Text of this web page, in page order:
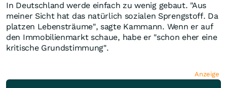
In Deutschland werde einfach zu wenig gebaut. "Aus
meiner Sicht hat das natürlich sozialen Sprengstoff. Da
platzen Lebensträume", sagte Kammann. Wenn er auf
den Immobilienmarkt schaue, habe er "schon eher eine
kritische Grundstimmung".
Anzeige